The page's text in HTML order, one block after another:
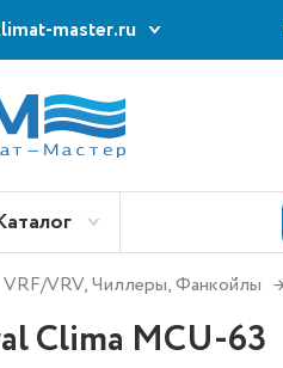
master.ru
VRF/VRV, Чиллеры, Фанкойлы
Clima MCU-63